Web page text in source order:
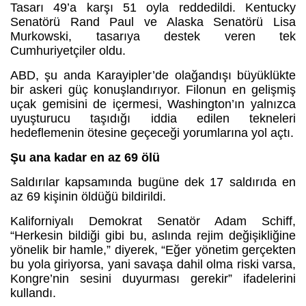
Tasarı 49’a karşı 51 oyla reddedildi. Kentucky
Senatörü Rand Paul ve Alaska Senatörü Lisa
Murkowski, tasarıya destek veren tek
Cumhuriyetçiler oldu.
ABD, şu anda Karayipler’de olağandışı büyüklükte
bir askeri güç konuşlandırıyor. Filonun en gelişmiş
uçak gemisini de içermesi, Washington’ın yalnızca
uyuşturucu taşıdığı iddia edilen tekneleri
hedeflemenin ötesine geçeceği yorumlarına yol açtı.
Şu ana kadar en az 69 ölü
Saldırılar kapsamında bugüne dek 17 saldırıda en
az 69 kişinin öldüğü bildirildi.
Kaliforniyalı Demokrat Senatör Adam Schiff,
“Herkesin bildiği gibi bu, aslında rejim değişikliğine
yönelik bir hamle,” diyerek, “Eğer yönetim gerçekten
bu yola giriyorsa, yani savaşa dahil olma riski varsa,
Kongre’nin sesini duyurması gerekir” ifadelerini
kullandı.